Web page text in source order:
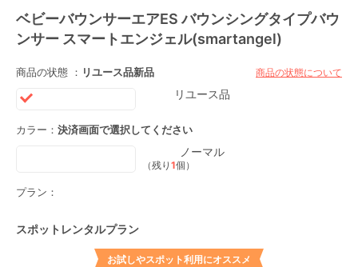
ベビーバウンサーエアES バウンシングタイプバウ
ンサー スマートエンジェル(smartangel)
商品の状態 ： リユース品新品 商品の状態について
リユース品
カラー： 決済画面で選択してください
ノーマル
（残り 1個）
プラン：
スポットレンタルプラン
お試しやスポット利用にオススメ